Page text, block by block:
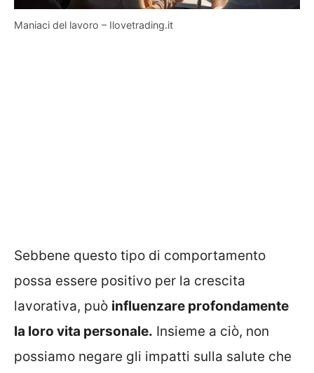
Maniaci del lavoro – Ilovetrading.it
Sebbene questo tipo di comportamento
possa essere positivo per la crescita
lavorativa, può influenzare profondamente
la loro vita personale. Insieme a ciò, non
possiamo negare gli impatti sulla salute che